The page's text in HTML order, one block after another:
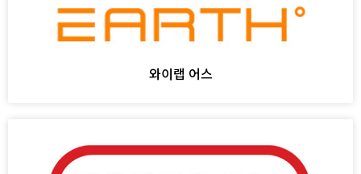
와이랩 어스